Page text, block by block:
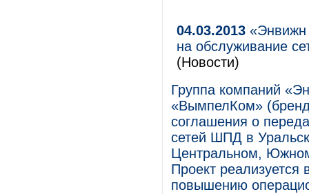
04.03.2013 «Энвижн
на обслуживание
(Новости)
Группа компаний
«ВымпелКом»
соглашения о
сетей ШПД в
Центральном,
Проект реализуется
повышению